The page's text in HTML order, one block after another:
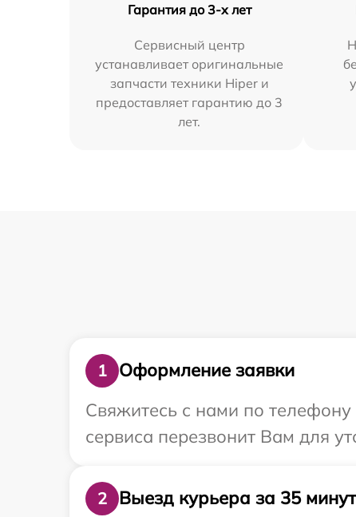
Гарантия до 3-х лет
Сервисный центр
устанавливает оригинальные
запчасти техники Hiper и
предоставляет гарантию до 3
лет.
1
Оформление заявки
Свяжитесь с нами по телефону
сервиса перезвонит Вам для
2
Выезд курьера за 35 минут